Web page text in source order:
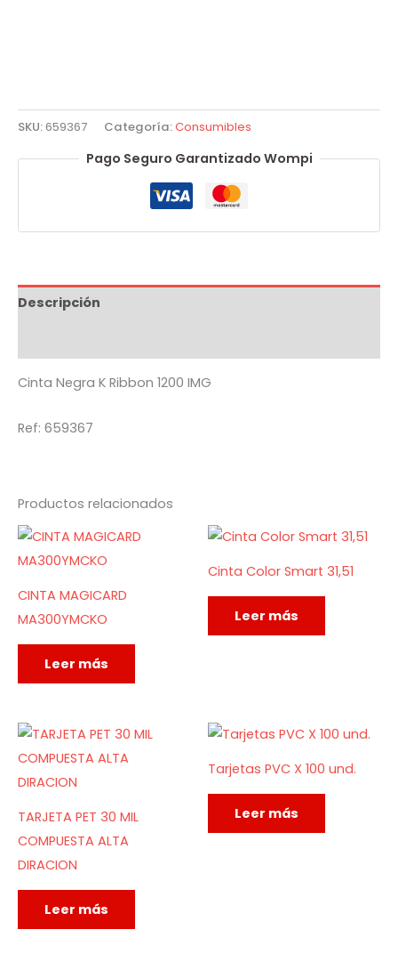
SKU:659367 Categoría:Consumibles
Pago Seguro Garantizado Wompi
Descripción
Cinta Negra K Ribbon 1200 IMG
Ref: 659367
Productos relacionados
CINTA MAGICARD
MA300YMCKO
Leer más
Cinta Color Smart 31,51
Leer más
TARJETA PET 30 MIL
COMPUESTA ALTA
DIRACION
Leer más
Tarjetas PVC X 100 und.
Leer más